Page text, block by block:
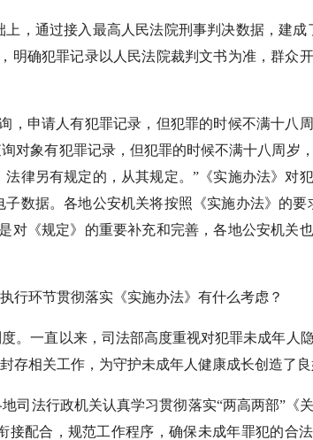
，通过接入最高人民法院刑事判决数据，建成
明确犯罪记录以人民法院裁判文书为准，群众
申请人有犯罪记录，但犯罪的时候不满十八
对象有犯罪记录，但犯罪的时候不满十八周岁
律另有规定的，从其规定。”《实施办法》对
数据。各地公安机关将按照《实施办法》的要
对《规定》的重要补充和完善，各地公安机关
环节贯彻落实《实施办法》有什么考虑？
一直以来，司法部高度重视对犯罪未成年人
相关工作，为守护未成年人健康成长创造了良
法行政机关认真学习贯彻落实“两高两部”《
配合，规范工作程序，确保未成年罪犯的合